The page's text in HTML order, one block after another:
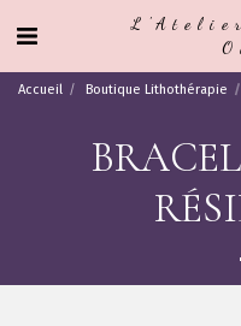
Accueil Boutique Lithothérapie